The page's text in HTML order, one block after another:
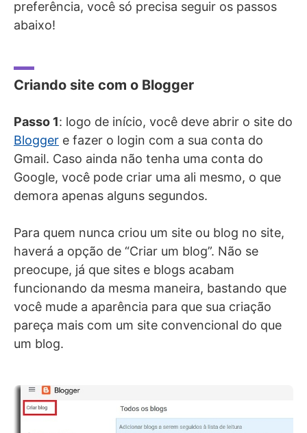
preferência, você só precisa seguir os passos
abaixo!
Criando site com o Blogger
Passo 1: logo de início, você deve abrir o site do
Blogger e fazer o login com a sua conta do
Gmail. Caso ainda não tenha uma conta do
Google, você pode criar uma ali mesmo, o que
demora apenas alguns segundos.
Para quem nunca criou um site ou blog no site,
haverá a opção de “Criar um blog”. Não se
preocupe, já que sites e blogs acabam
funcionando da mesma maneira, bastando que
você mude a aparência para que sua criação
pareça mais com um site convencional do que
um blog.